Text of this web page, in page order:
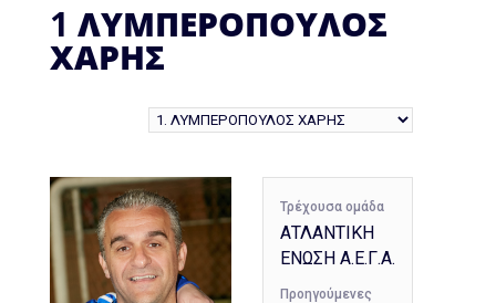
1 ΛΥΜΠΕΡΟΠΟΥΛΟΣ
ΧΑΡΗΣ
Τρέχουσα ομάδα
ΑΤΛΑΝΤΙΚΗ
ΕΝΩΣΗ Α.Ε.Γ.Α.
Προηγούμενες